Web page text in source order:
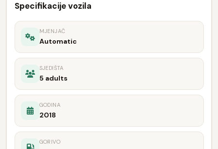
Specifikacije vozila
MJENJAČ
Automatic
SJEDIŠTA
5 adults
GODINA
2018
GORIVO